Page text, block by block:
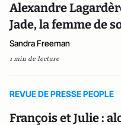
Alexandre
Jade, la femme de
Sandra Freeman
1 min de lecture
REVUE DE PRESSE PEOPLE
François et Julie :